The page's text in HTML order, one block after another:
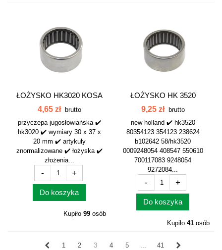
ŁOŻYSKO HK3020 KOSA
NH JUGOSŁOW
4,65 zł
brutto
przyczepa jugosłowiańska ✔️
hk3020 ✔️ wymiary 30 x 37 x
20 mm ✔️ artykuły
znormalizowane ✔️ łożyska ✔️
złożenia...
- +
Do koszyka
Kupiło 99 osób
ŁOŻYSKO HK 3520
HK3520 80354123...
9,25 zł
brutto
new holland ✔️ hk3520
80354123 354123 238624
b102642 58/hk3520
0009248054 408547 550610
700117083 9248054
9272084...
- +
Do koszyka
Kupiło 41 osób
1 2 3 4 5 ... 41